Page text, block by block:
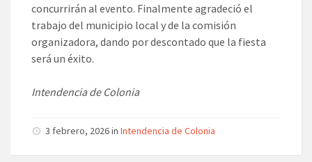
concurrirán al evento. Finalmente agradeció el
trabajo del municipio local y de la comisión
organizadora, dando por descontado que la fiesta
será un éxito.
Intendencia de Colonia
3 febrero, 2026 in Intendencia de Colonia